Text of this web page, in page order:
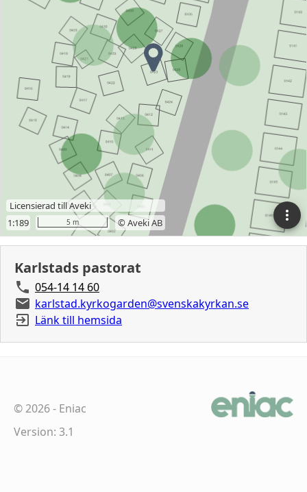
Karlstads pastorat
054-14 14 60
karlstad.kyrkogarden@svenskakyrkan.se
Länk till hemsida
©2026- Eniac
Version: 3.1